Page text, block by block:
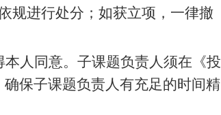
规进行处分；如获立项，一律撤
人同意。子课题负责人须在《投
保子课题负责人有充足的时间精